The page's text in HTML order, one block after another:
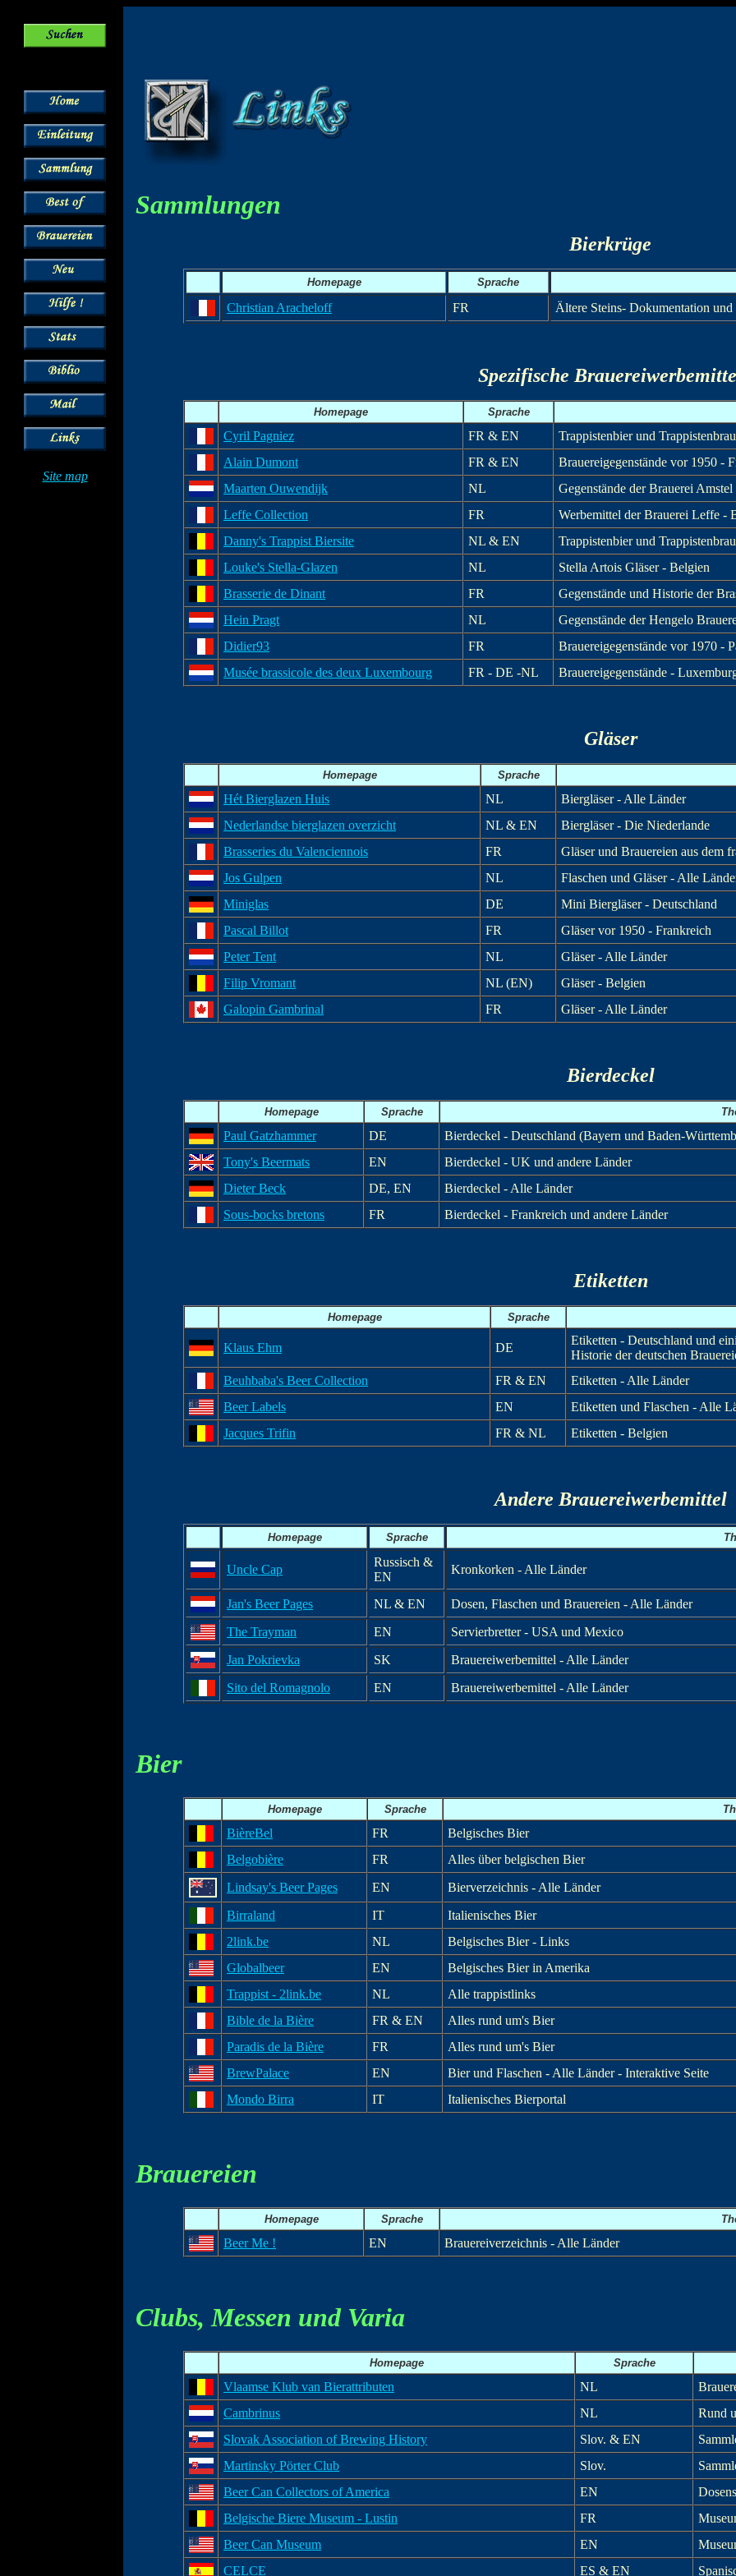
Site map
Sammlungen
Bierkrüge
Homepage Sprache
Christian Aracheloff FR Ältere Steins- Dokumentation und
Spezifische
Homepage Sprache
Cyril Pagniez FR & EN
Trappistenbier und
Alain Dumont
FR & EN
Brauereigegenstände vor 1950 -
Maarten Ouwendijk
NL
Gegenstände der Brauerei
Leffe Collection
FR
Werbemittel der Brauerei Leffe -
Danny's Trappist Biersite
NL & EN
Trappistenbier und
Louke's Stella-Glazen
NL
Stella Artois Gläser - Belgien
Brasserie de Dinant
FR
Gegenstände und Historie der
Hein Pragt
NL
Gegenstände der Hengelo
Didier93
FR
Brauereigegenstände vor 1970 -
Musée brassicole des deux Luxembourg
FR - DE -NL Brauereigegenstände -
Gläser
Homepage Sprache
Hét Bierglazen Huis NL
Biergläser - Alle Länder
Nederlandse bierglazen overzicht
NL & EN
Biergläser - Die Niederlande
Brasseries du Valenciennois
FR
Gläser und Brauereien aus dem
Jos Gulpen
NL
Flaschen und Gläser - Alle
Miniglas
DE
Mini Biergläser - Deutschland
Pascal Billot
FR
Gläser vor 1950 - Frankreich
Peter Tent
NL
Gläser - Alle Länder
Filip Vromant
NL (EN)
Gläser - Belgien
Galopin Gambrinal
FR Gläser - Alle Länder
Bierdeckel
Homepage Sprache
Paul Gatzhammer DE
Bierdeckel - Deutschland (Bayern und Baden-
Tony's Beermats
EN
Bierdeckel - UK und andere Länder
Dieter Beck
DE, EN
Bierdeckel - Alle Länder
Sous-bocks bretons
FR Bierdeckel - Frankreich und andere Länder
Etiketten
Homepage Sprache
Klaus Ehm DE
Etiketten - Deutschland und
Historie der deutschen
Beuhbaba's Beer Collection
FR & EN
Etiketten - Alle Länder
Beer Labels
EN
Etiketten und Flaschen - Alle
Jacques Trifin
FR & NL Etiketten - Belgien
Andere Brauereiwerbemittel
Homepage Sprache
Uncle Cap
Russisch &
EN
Kronkorken - Alle Länder
Jan's Beer Pages NL & EN
Dosen, Flaschen und Brauereien - Alle Länder
The Trayman
EN
Servierbretter - USA und Mexico
Jan Pokrievka
SK
Brauereiwerbemittel - Alle Länder
Sito del Romagnolo
EN Brauereiwerbemittel - Alle Länder
Bier
Homepage Sprache
BièreBel FR
Belgisches Bier
Belgobière
FR
Alles über belgischen Bier
Lindsay's Beer Pages
EN
Bierverzeichnis - Alle Länder
Birraland
IT
Italienisches Bier
2link.be
NL
Belgisches Bier - Links
Globalbeer
EN
Belgisches Bier in Amerika
Trappist - 2link.be
NL
Alle trappistlinks
Bible de la Bière
FR & EN
Alles rund um's Bier
Paradis de la Bière
FR
Alles rund um's Bier
BrewPalace
EN
Bier und Flaschen - Alle Länder - Interaktive Seite
Mondo Birra
IT Italienisches Bierportal
Brauereien
Homepage Sprache
Beer Me ! EN Brauereiverzeichnis - Alle Länder
Clubs, Messen und Varia
Homepage Sprache
Vlaamse Klub van Bierattributen NL
Cambrinus
NL
Rund
Slovak Association of Brewing History
Slov. & EN
Martinsky Pörter Club
Slov.
Beer Can Collectors of America
EN
Belgische Biere Museum - Lustin
FR
Beer Can Museum
EN
CELCE
ES & EN